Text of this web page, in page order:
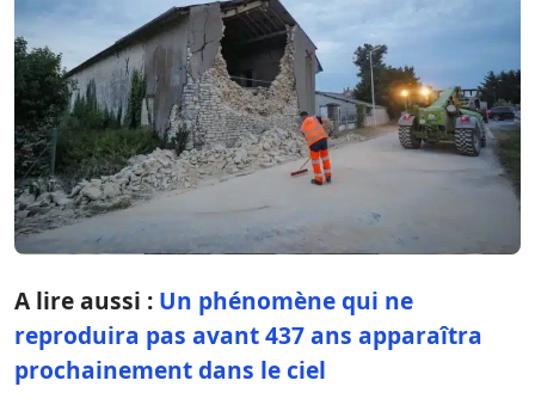
A lire aussi : Un phénomène qui ne
reproduira pas avant 437 ans apparaîtra
prochainement dans le ciel